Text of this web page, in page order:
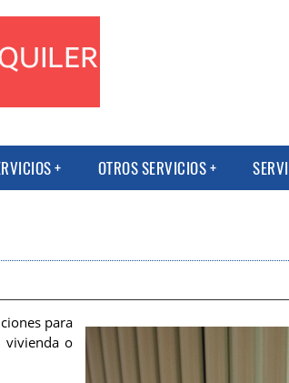
OTROS SERVICIOS
para
vivienda o